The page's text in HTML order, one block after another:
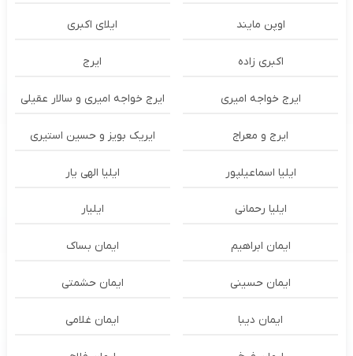
اوپن مایند ايلاى اكبرى
اکبری زاده ایرج
ایرج خواجه امیری ایرج خواجه امیری و سالار عقیلی
ایرج و معراج ایریک بویز و حسین استیری
ایلیا اسماعیلپور ایلیا الهی یار
ایلیا رحمانی ایلیار
ایمان ابراهیم ایمان بساک
ایمان حسینی ایمان حشمتی
ایمان دیبا ایمان غلامی